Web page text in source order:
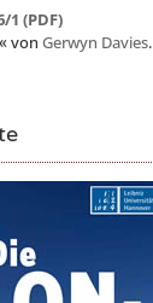
1 (PDF)
von Gerwyn Davies.